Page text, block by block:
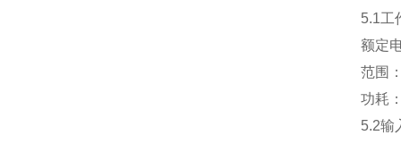
5.1工
额定电
范围：
功耗：
5.2输